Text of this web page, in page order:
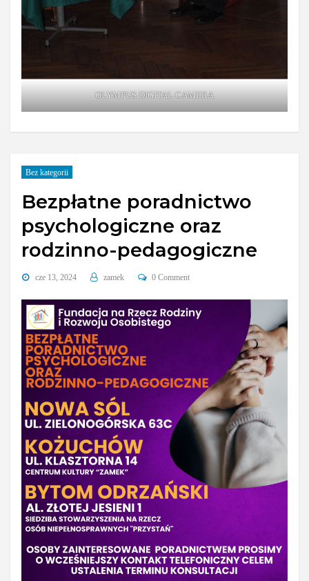
OLYMPUS DIGITAL CAMERA
Bez kategorii
Bezpłatne poradnictwo
psychologiczne oraz
rodzinno-pedagogiczne
cze 13, 2024 zamek 0 Comment